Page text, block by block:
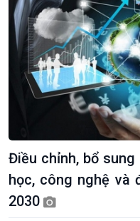
Điều chỉnh, bổ
học, công nghệ và
2030